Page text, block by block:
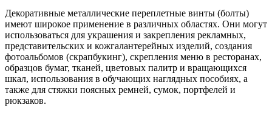
Декоративные металлические переплетные винты (болты)
имеют широкое применение в различных областях. Они могут
использоваться для украшения и закрепления рекламных,
представительских и кожгалантерейных изделий, создания
фотоальбомов (скрапбукинг), скрепления меню в ресторанах,
образцов бумаг, тканей, цветовых палитр и вращающихся
шкал, использования в обучающих наглядных пособиях, а
также для стяжки поясных ремней, сумок, портфелей и
рюкзаков.